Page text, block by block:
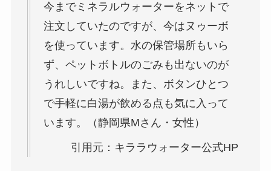
今までミネラルウォーターをネットで
注文していたのですが、今は ヌゥーボ
を使っています。水の保管場所もいら
ず、ペットボトルのごみも出ないのが
うれしいですね。また、ボタンひとつ
で手軽に白湯が飲める点も気に入って
います。（静岡県Mさん・女性）
引用元：キララウォーター公式HP